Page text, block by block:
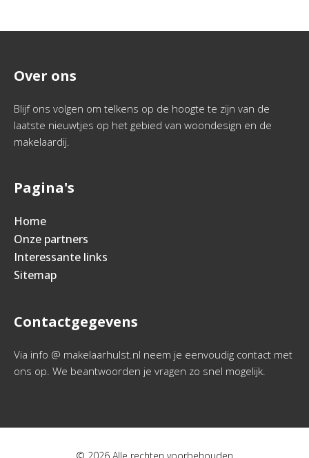
Over ons
Blijf ons volgen om telkens op de hoogte te zijn van de
laatste nieuwtjes op het gebied van woondesign en de
makelaardij.
Pagina's
Home
Onze partners
Interessante links
Sitemap
Contactgegevens
Via info @ makelaarhulst.nl neem je eenvoudig contact met
ons op. We beantwoorden je vragen zo snel mogelijk.